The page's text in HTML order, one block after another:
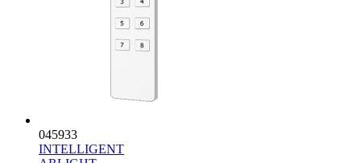
045933
INTELLIGENT